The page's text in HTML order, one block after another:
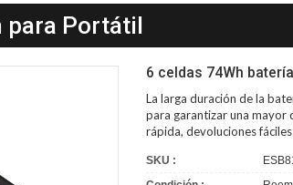
para Portátil
6 celdas 74Wh
La larga duración de la
para garantizar una mayor
rápida, devoluciones
SKU :